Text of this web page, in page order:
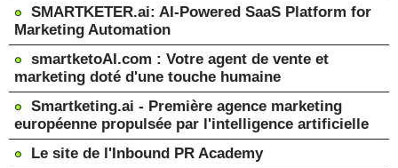
SMARTKETER.ai: AI-Powered SaaS Platform for
Marketing Automation
smartketoAI.com : Votre agent de vente et
marketing doté d'une touche humaine
Smartketing.ai - Première agence marketing
européenne propulsée par l'intelligence artificielle
Le site de l'Inbound PR Academy